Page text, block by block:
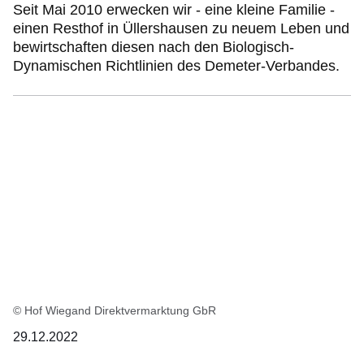
Seit Mai 2010 erwecken wir - eine kleine Familie -
einen Resthof in Üllershausen zu neuem Leben und
bewirtschaften diesen nach den Biologisch-
Dynamischen Richtlinien des Demeter-Verbandes.
© Hof Wiegand Direktvermarktung GbR
29.12.2022